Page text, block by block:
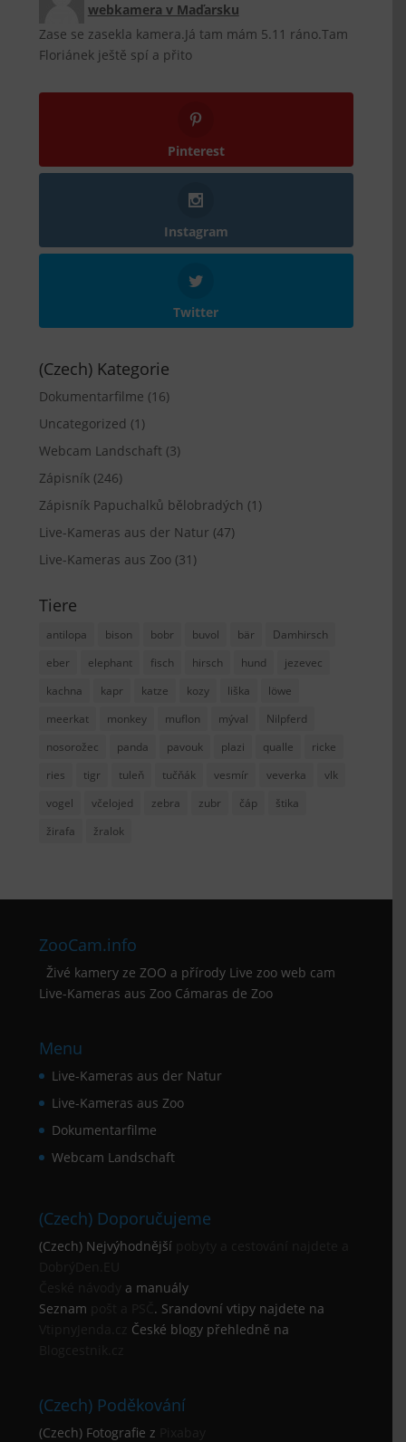
webkamera v Maďarsku
Zase se zasekla kamera.Já tam mám 5.11 ráno.Tam
Floriánek ještě spí a přito
Pinterest
Instagram
Twitter
(Czech) Kategorie
Dokumentarfilme (16)
Uncategorized (1)
Webcam Landschaft (3)
Zápisník (246)
Zápisník Papuchalků bělobradých (1)
Live-Kameras aus der Natur (47)
Live-Kameras aus Zoo (31)
Tiere
antilopa bison bobr buvol bär
Damhirsch
eber
elephant fisch hirsch hund
jezevec
kachna
kapr katze kozy liška
löwe
meerkat
monkey muflon mýval
Nilpferd
nosorožec
panda pavouk plazi qualle
ricke
ries
tigr tuleň tučňák vesmír veverka
vlk
vogel
včelojed zebra zubr čáp
štika
žirafa
žralok
ZooCam.info
Živé kamery ze ZOO a přírody Live zoo web cam
Live-Kameras aus Zoo Cámaras de Zoo
Menu
Live-Kameras aus der Natur
Live-Kameras aus Zoo
Dokumentarfilme
Webcam Landschaft
(Czech) Doporučujeme
(Czech) Nejvýhodnější
a manuály
Seznam
. Srandovní vtipy najdete na
České blogy přehledně na
(Czech) Poděkování
(Czech) Fotografie z